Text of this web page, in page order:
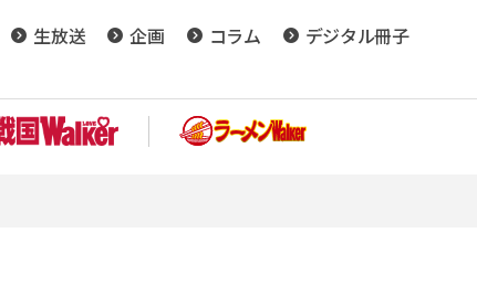
生放送 企画 コラム
デジタル冊子